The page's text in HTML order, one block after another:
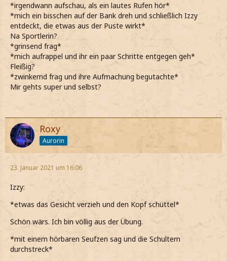
*irgendwann aufschau, als ein lautes Rufen hör*
*mich ein bisschen auf der Bank dreh und schließlich Izzy
entdeckt, die etwas aus der Puste wirkt*
Na Sportlerin?
*grinsend frag*
*mich aufrappel und ihr ein paar Schritte entgegen geh*
Fleißig?
*zwinkernd frag und ihre Aufmachung begutachte*
Mir gehts super und selbst?
Roxy
Aurorin
23. Januar 2021 um 16:06
Izzy:
*etwas das Gesicht verzieh und den Kopf schüttel*
Schön wärs. Ich bin völlig aus der Übung.
*mit einem hörbaren Seufzen sag und die Schultern
durchstreck*